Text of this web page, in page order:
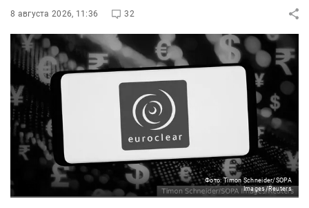
8 августа 2026, 11:36 32
Фото: Timon Schneider/SOPA
Images/Reuters